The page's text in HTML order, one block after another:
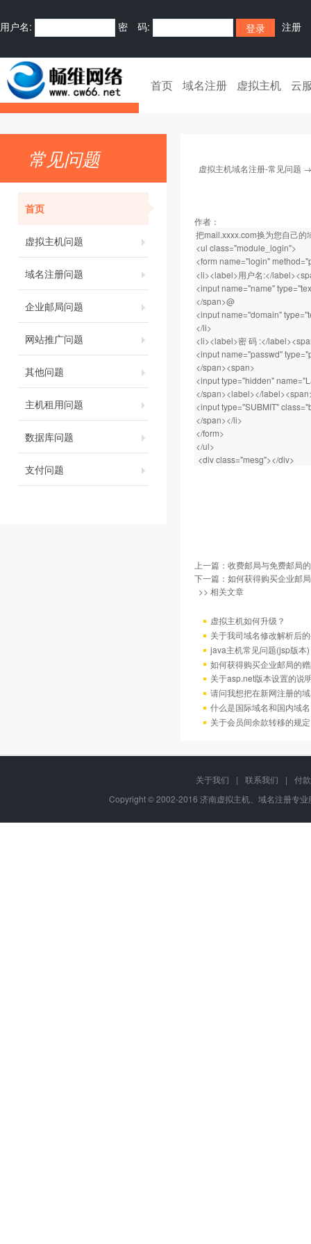
用户名: 密 码: 注册
首页 域名注册 虚拟主机 云
常见问题
首页
虚拟主机问题
域名注册问题
企业邮局问题
网站推广问题
其他问题
主机租用问题
数据库问题
支付问题
虚拟主机域名注册-常见问题
作者：
把mail.xxxx.com换为您自己的
<ul class="module_login">
<form name="login"
<li><label>用户名:</
<input name="name"
</span>@
<input name="domain"
</li>
<li><label>密 码 :</
<input name="passwd"
</span><span>
<input type="hidden"
</span><label></
<input type="SUBMIT"
</span></li>
</form>
</ul>
<div class="mesg"></div>
上一篇： 收费邮局与免费邮局
下一篇： 如何获得购买企业邮
>> 相关文章
虚拟主机如何升级？
关于我司域名修改解析后
java主机常见问题(jsp版本)
如何获得购买企业邮局的
关于asp.net版本设置的说
请问我想把在新网注册的
什么是国际域名和国内域
关于会员间余款转移的规定
关于我们 | 联系我们 |
付
Copyright © 2002-2016 济南虚拟主机、域名注册专